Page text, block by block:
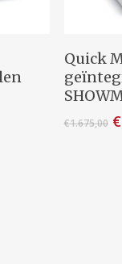
Quick
€1.675,00 €